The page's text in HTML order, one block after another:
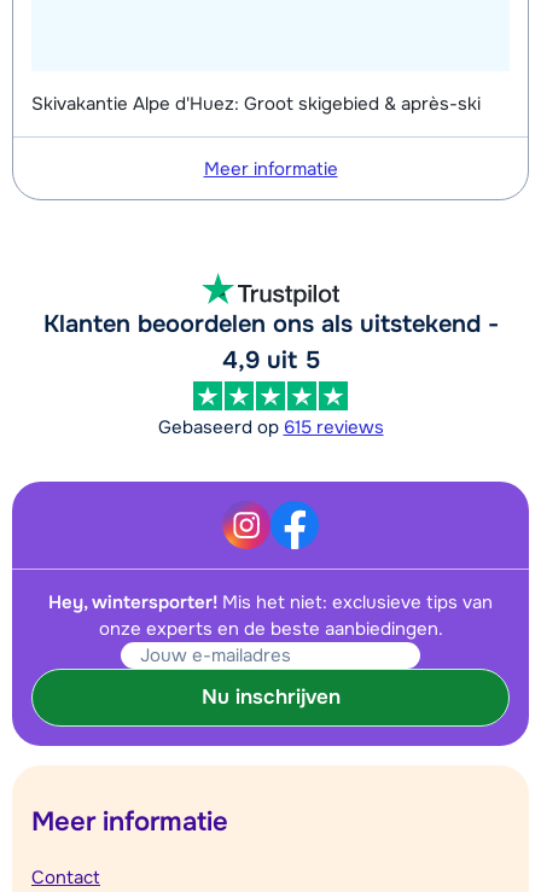
Skivakantie Alpe d'Huez: Groot skigebied & après-ski
Meer informatie
Klanten beoordelen ons als uitstekend -
4,9 uit 5
Gebaseerd op 615 reviews
Hey, wintersporter! Mis het niet: exclusieve tips van
onze experts en de beste aanbiedingen.
Nu inschrijven
Meer informatie
Contact